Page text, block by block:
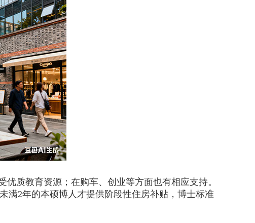
质教育资源；在购车、创业等方面也有相应支持。
满2年的本硕博人才提供阶段性住房补贴，博士标准